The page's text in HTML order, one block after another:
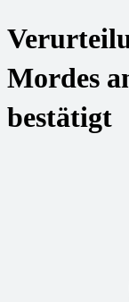
Mordes
bestätigt